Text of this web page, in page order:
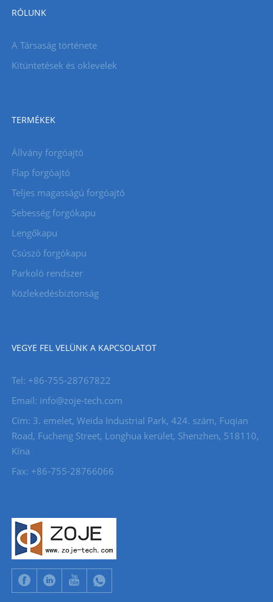
RÓLUNK
A Társaság története
Kitüntetések és oklevelek
TERMÉKEK
Állvány forgóajtó
Flap forgóajtó
Teljes magasságú forgóajtó
Sebesség forgókapu
Lengőkapu
Csúszó forgókapu
Parkoló rendszer
Közlekedésbiztonság
VEGYE FEL VELÜNK A KAPCSOLATOT
Tel: +86-755-28767822
Email: info@zoje-tech.com
Cím: 3. emelet, Weida Industrial Park, 424. szám, Fuqian
Road, Fucheng Street, Longhua kerület, Shenzhen, 518110,
Kína
Fax: +86-755-28766066